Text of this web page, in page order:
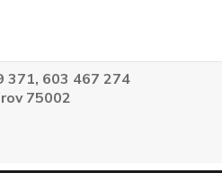
371, 603 467 274
75002